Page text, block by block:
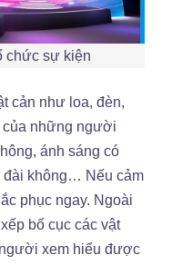
chức sự kiện
cản như loa, đèn,
của những người
ánh sáng có
đài không… Nếu cảm
phục ngay. Ngoài
bố cục các vật
xem hiểu được